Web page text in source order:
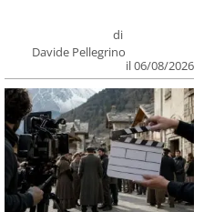
di
Davide Pellegrino
il 06/08/2026